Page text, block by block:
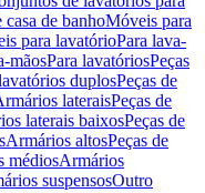
de banhoMóveis para
para lavatórioPara lava-
mãosPara lavatóriosPeças
duplosPeças de
lateraisPeças de
laterais baixosPeças de
Armários altosPeças de
médiosArmários
suspensosOutro